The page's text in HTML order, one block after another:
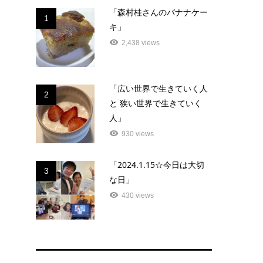
1
「森村桂さんのバナナケー
キ」
2,438 views
2
「広い世界で生きていく人
と 狭い世界で生きていく
人」
930 views
3
「2024.1.15☆今日は大切
な日」
430 views